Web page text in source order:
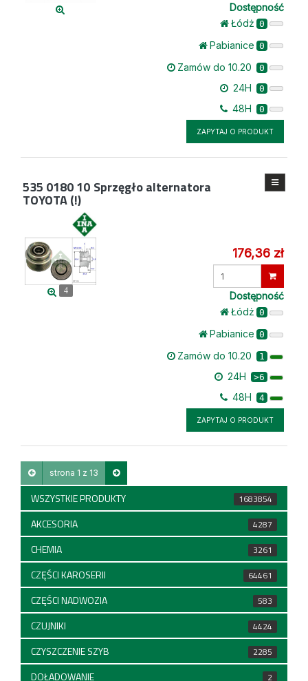
Dostępność
Łódż 0
Pabianice 0
Zamów do 10.20 0
24H 0
48H 0
ZAPYTAJ O PRODUKT
535 0180 10 Sprzęgło alternatora
TOYOTA (!)
4
176,36 zł
Dostępność
Łódż 0
Pabianice 0
Zamów do 10.20 1
24H >6
48H 4
ZAPYTAJ O PRODUKT
strona 1 z 13
WSZYSTKIE PRODUKTY 1683854
AKCESORIA 4287
CHEMIA 3261
CZĘŚCI KAROSERII 64461
CZĘŚCI NADWOZIA 583
CZUJNIKI 4424
CZYSZCZENIE SZYB 2285
DOŁADOWANIE 2